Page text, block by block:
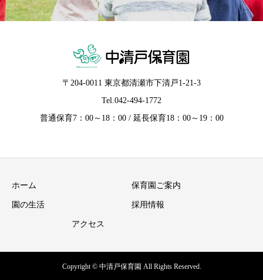
〒204-0011 東京都清瀬市下清戸1-21-3
Tel.042-494-1772
普通保育7：00～18：00 / 延長保育18：00～19：00
ホーム 保育園ご案内
園の生活 採用情報
アクセス
Copyright © 中清戸保育園 All Rights Reserved.